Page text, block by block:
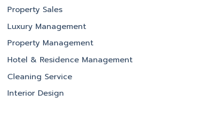
Property Sales
Luxury Management
Property Management
Hotel & Residence Management
Cleaning Service
Interior Design